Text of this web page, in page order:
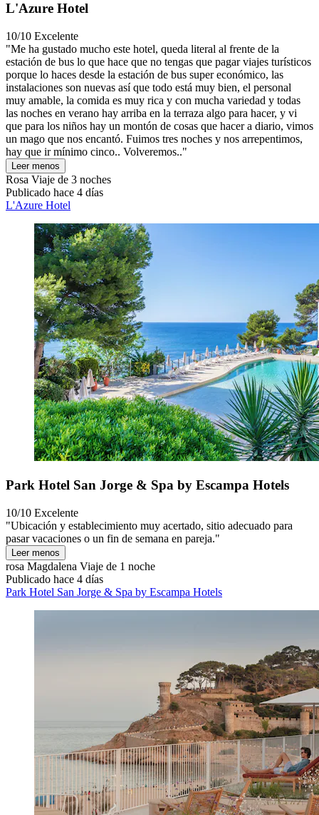
L'Azure Hotel
10/10 Excelente
"Me ha gustado mucho este hotel, queda literal al frente de la
estación de bus lo que hace que no tengas que pagar viajes turísticos
porque lo haces desde la estación de bus super económico, las
instalaciones son nuevas así que todo está muy bien, el personal
muy amable, la comida es muy rica y con mucha variedad y todas
las noches en verano hay arriba en la terraza algo para hacer, y vi
que para los niños hay un montón de cosas que hacer a diario, vimos
un mago que nos encantó. Fuimos tres noches y nos arrepentimos,
hay que ir mínimo cinco.. Volveremos.."
Leer menos
Rosa Viaje de 3 noches
Publicado hace 4 días
L'Azure Hotel
Park Hotel San Jorge & Spa by Escampa Hotels
10/10 Excelente
"Ubicación y establecimiento muy acertado, sitio adecuado para
pasar vacaciones o un fin de semana en pareja."
Leer menos
rosa Magdalena Viaje de 1 noche
Publicado hace 4 días
Park Hotel San Jorge & Spa by Escampa Hotels